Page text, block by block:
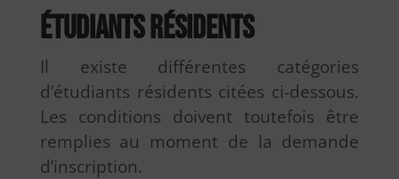
Étudiants résidents
Il existe différentes catégories
d’étudiants résidents citées ci-dessous.
Les conditions doivent toutefois être
remplies au moment de la demande
d’inscription.